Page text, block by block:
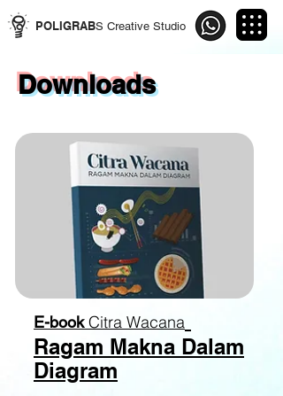
POLIGRABS Creative Studio
Downloads
E-book Citra Wacana
Ragam Makna Dalam
Diagram